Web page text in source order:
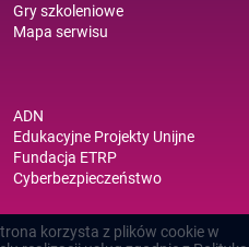
Gry szkoleniowe
Mapa serwisu
ADN
Edukacyjne Projekty Unijne
Fundacja ETRP
Cyberbezpieczeństwo
korzysta z plików cookie w